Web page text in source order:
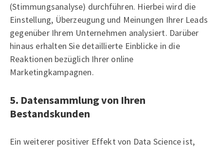
(Stimmungsanalyse) durchführen. Hierbei wird die
Einstellung, Überzeugung und Meinungen Ihrer Leads
gegenüber Ihrem Unternehmen analysiert. Darüber
hinaus erhalten Sie detaillierte Einblicke in die
Reaktionen bezüglich Ihrer online
Marketingkampagnen.
5. Datensammlung von Ihren
Bestandskunden
Ein weiterer positiver Effekt von Data Science ist,